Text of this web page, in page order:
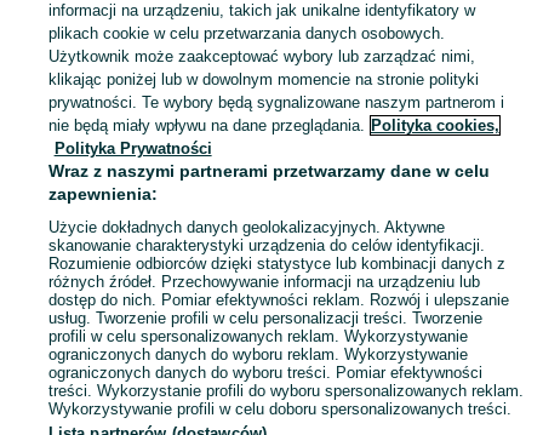
KATEGORIA
domek ogrodowy dla dzieci,basen z kulkami,zabawki ogrodowe, zabawki
Zobacz
Mapa kategorii
Mapa miejscowości
Mapa ministron
Popularne wyszukiwania
informacji na urządzeniu, takich jak unikalne identyfikatory w
plikach cookie w celu przetwarzania danych osobowych.
Użytkownik może zaakceptować wybory lub zarządzać nimi,
klikając poniżej lub w dowolnym momencie na stronie polityki
prywatności. Te wybory będą sygnalizowane naszym partnerom i
nie będą miały wpływu na dane przeglądania. Polityka cookies,
Polityka Prywatności
Wraz z naszymi partnerami przetwarzamy dane w celu
zapewnienia:
Użycie dokładnych danych geolokalizacyjnych. Aktywne
skanowanie charakterystyki urządzenia do celów identyfikacji.
Rozumienie odbiorców dzięki statystyce lub kombinacji danych z
różnych źródeł. Przechowywanie informacji na urządzeniu lub
dostęp do nich. Pomiar efektywności reklam. Rozwój i ulepszanie
usług. Tworzenie profili w celu personalizacji treści. Tworzenie
profili w celu spersonalizowanych reklam. Wykorzystywanie
ograniczonych danych do wyboru reklam. Wykorzystywanie
ograniczonych danych do wyboru treści. Pomiar efektywności
treści. Wykorzystanie profili do wyboru spersonalizowanych reklam.
Wykorzystywanie profili w celu doboru spersonalizowanych treści.